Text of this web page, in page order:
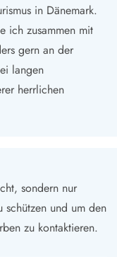
in Dänemark.
ich zusammen mit
gern an der
langen
herrlichen
sondern nur
und um den
zu kontaktieren.